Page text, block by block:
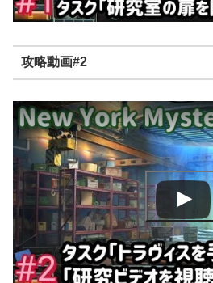
攻略動画#2